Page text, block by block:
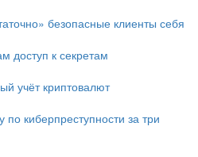
безопасные клиенты себя
доступ к секретам
учёт криптовалют
по киберпреступности за три